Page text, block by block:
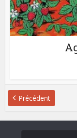
Précédent